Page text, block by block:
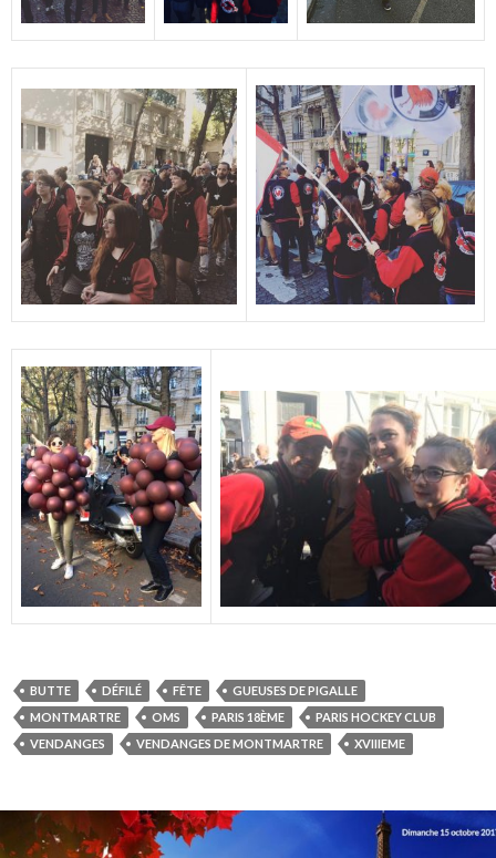
BUTTE DÉFILÉ FÊTE
GUEUSES DE PIGALLE
MONTMARTRE
OMS PARIS 18ÈME
PARIS HOCKEY CLUB
VENDANGES
VENDANGES DE MONTMARTRE XVIIIEME